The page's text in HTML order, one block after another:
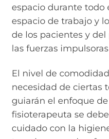
espacio durante todo
espacio de trabajo y
de los pacientes y
las fuerzas
El nivel de
necesidad de ciertas
guiarán el enfoque
fisioterapeuta se
cuidado con la